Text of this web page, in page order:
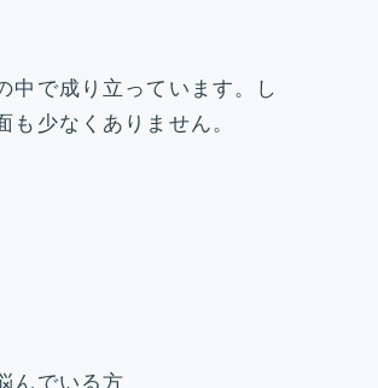
中で成り立っています。し
少なくありません。
んでいる方